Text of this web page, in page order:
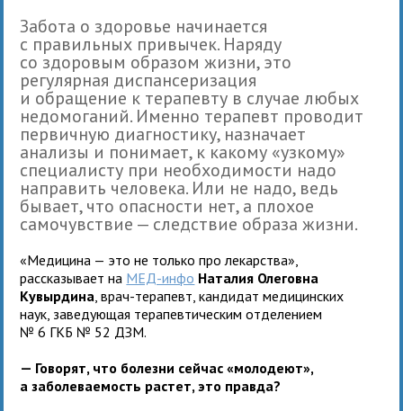
Забота о здоровье начинается
с правильных привычек. Наряду
со здоровым образом жизни, это
регулярная диспансеризация
и обращение к терапевту в случае любых
недомоганий. Именно терапевт проводит
первичную диагностику, назначает
анализы и понимает, к какому «узкому»
специалисту при необходимости надо
направить человека. Или не надо, ведь
бывает, что опасности нет, а плохое
самочувствие — следствие образа жизни.
«Медицина — это не только про лекарства»,
рассказывает на МЕД-инфо Наталия Олеговна
Кувырдина , врач-терапевт, кандидат медицинских
наук, заведующая терапевтическим отделением
№ 6 ГКБ № 52 ДЗМ.
— Говорят, что болезни сейчас «молодеют»,
а заболеваемость растет, это правда?